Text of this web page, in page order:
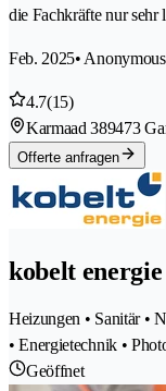
die Fachkräfte nur sehr
Feb. 2025•
4.7(15)
Karmaad 389473
Offerte anfragen
kobelt
Heizungen • Sanitär •
• Energietechnik •
Geöffnet